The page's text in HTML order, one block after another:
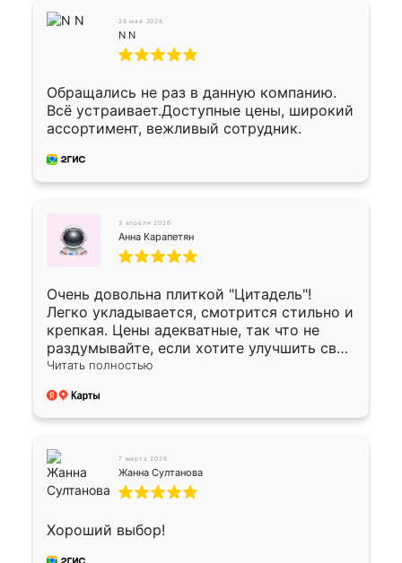
28 мая 2026
N N
Обращались не раз в данную компанию.
Всё устраивает.Доступные цены, широкий
ассортимент, вежливый сотрудник.
3 апреля 2026
Анна Карапетян
Очень довольна плиткой "Цитадель"!
Легко укладывается, смотрится стильно и
крепкая. Цены адекватные, так что не
раздумывайте, если хотите улучшить свой
двор!
Читать полностью
7 марта 2026
Жанна Султанова
Хороший выбор!